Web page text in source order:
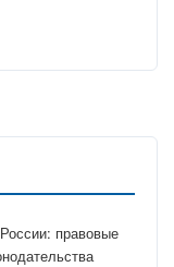
правовые